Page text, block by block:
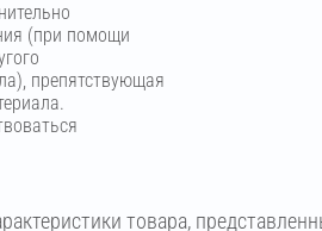
(при помощи
препятствующая
товара,